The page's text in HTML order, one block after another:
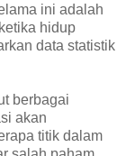
ini adalah
hidup
data statistik
berbagai
akan
titik dalam